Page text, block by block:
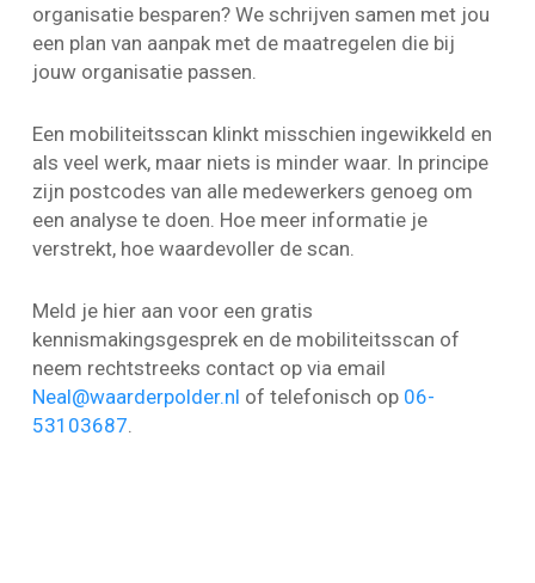
organisatie besparen? We schrijven samen met jou
een plan van aanpak met de maatregelen die bij
jouw organisatie passen.
Een mobiliteitsscan klinkt misschien ingewikkeld en
als veel werk, maar niets is minder waar. In principe
zijn postcodes van alle medewerkers genoeg om
een analyse te doen. Hoe meer informatie je
verstrekt, hoe waardevoller de scan.
Meld je hier aan voor een gratis
kennismakingsgesprek en de mobiliteitsscan of
neem rechtstreeks contact op via email
Neal@waarderpolder.nl of telefonisch op 06-
53103687